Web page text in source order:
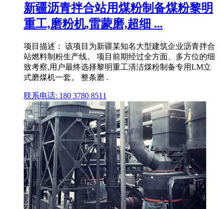
新疆沥青拌合站用煤粉制备煤粉黎明
重工,磨粉机,雷蒙磨,超细 ...
项目描述： 该项目为新疆某知名大型建筑企业沥青拌合
站燃料制粉生产线。 项目前期经过全方面、多方位的细
致考察,用户最终选择黎明重工清洁煤粉制备专用LM立
式磨煤机一套。 整条磨 .
联系电话: 180 3780 8511